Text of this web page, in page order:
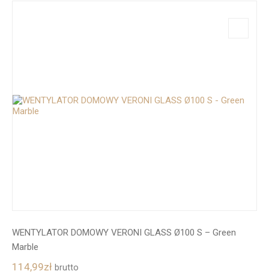
WENTYLATOR DOMOWY VERONI GLASS Ø100 S – Green
Marble
114,99zł brutto